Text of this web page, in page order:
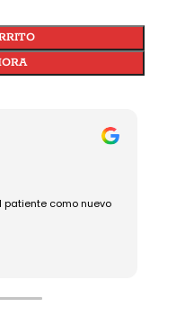
patiente como nuevo